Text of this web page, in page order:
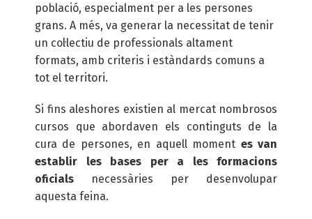
població, especialment per a les persones
grans. A més, va generar la necessitat de tenir
un col·lectiu de professionals altament
formats, amb criteris i estàndards comuns a
tot el territori.
Si fins aleshores existien al mercat nombrosos
cursos que abordaven els continguts de la
cura de persones, en aquell moment es van
establir les bases per a les formacions
oficials necessàries per desenvolupar
aquesta feina.